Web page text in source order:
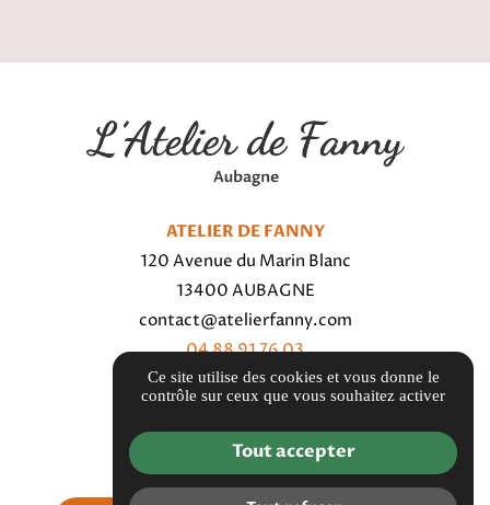
ATELIER DE FANNY
120 Avenue du Marin Blanc
13400 AUBAGNE
contact@atelierfanny.com
04 88 91 76 03
Itinéraire
Ce site utilise des cookies et vous donne le
contrôle sur ceux que vous souhaitez activer
Tout accepter